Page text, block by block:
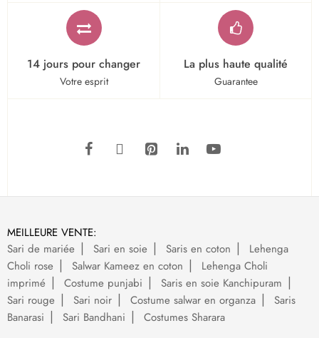
14 jours pour changer
Votre esprit
La plus haute qualité
Guarantee
MEILLEURE VENTE:
Sari de mariée
Sari en soie Saris en coton
Lehenga
Choli rose
Salwar Kameez en coton
Lehenga Choli
imprimé
Costume punjabi
Saris en soie Kanchipuram
Sari rouge
Sari noir Costume salwar en organza
Saris
Banarasi
Sari Bandhani
Costumes Sharara